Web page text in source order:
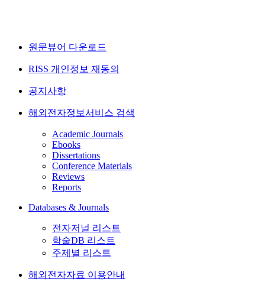
원문뷰어 다운로드
RISS 개인정보 재동의
공지사항
해외전자정보서비스 검색
Academic Journals
Ebooks
Dissertations
Conference Materials
Reviews
Reports
Databases & Journals
전자저널 리스트
학술DB 리스트
주제별 리스트
해외전자자료 이용안내